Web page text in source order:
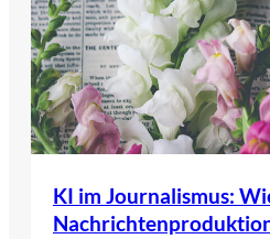
KI im Journalismus: